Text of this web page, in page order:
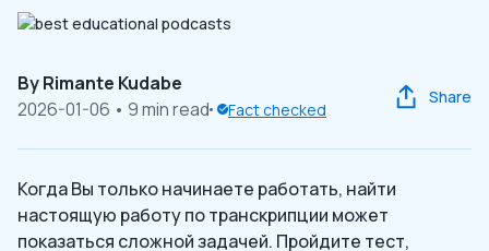
ByRimante Kudabe
2026-01-06 • 9 min read Fact checked
Share
Когда Вы только начинаете работать, найти
настоящую работу по транскрипции может
показаться сложной задачей. Пройдите тест,